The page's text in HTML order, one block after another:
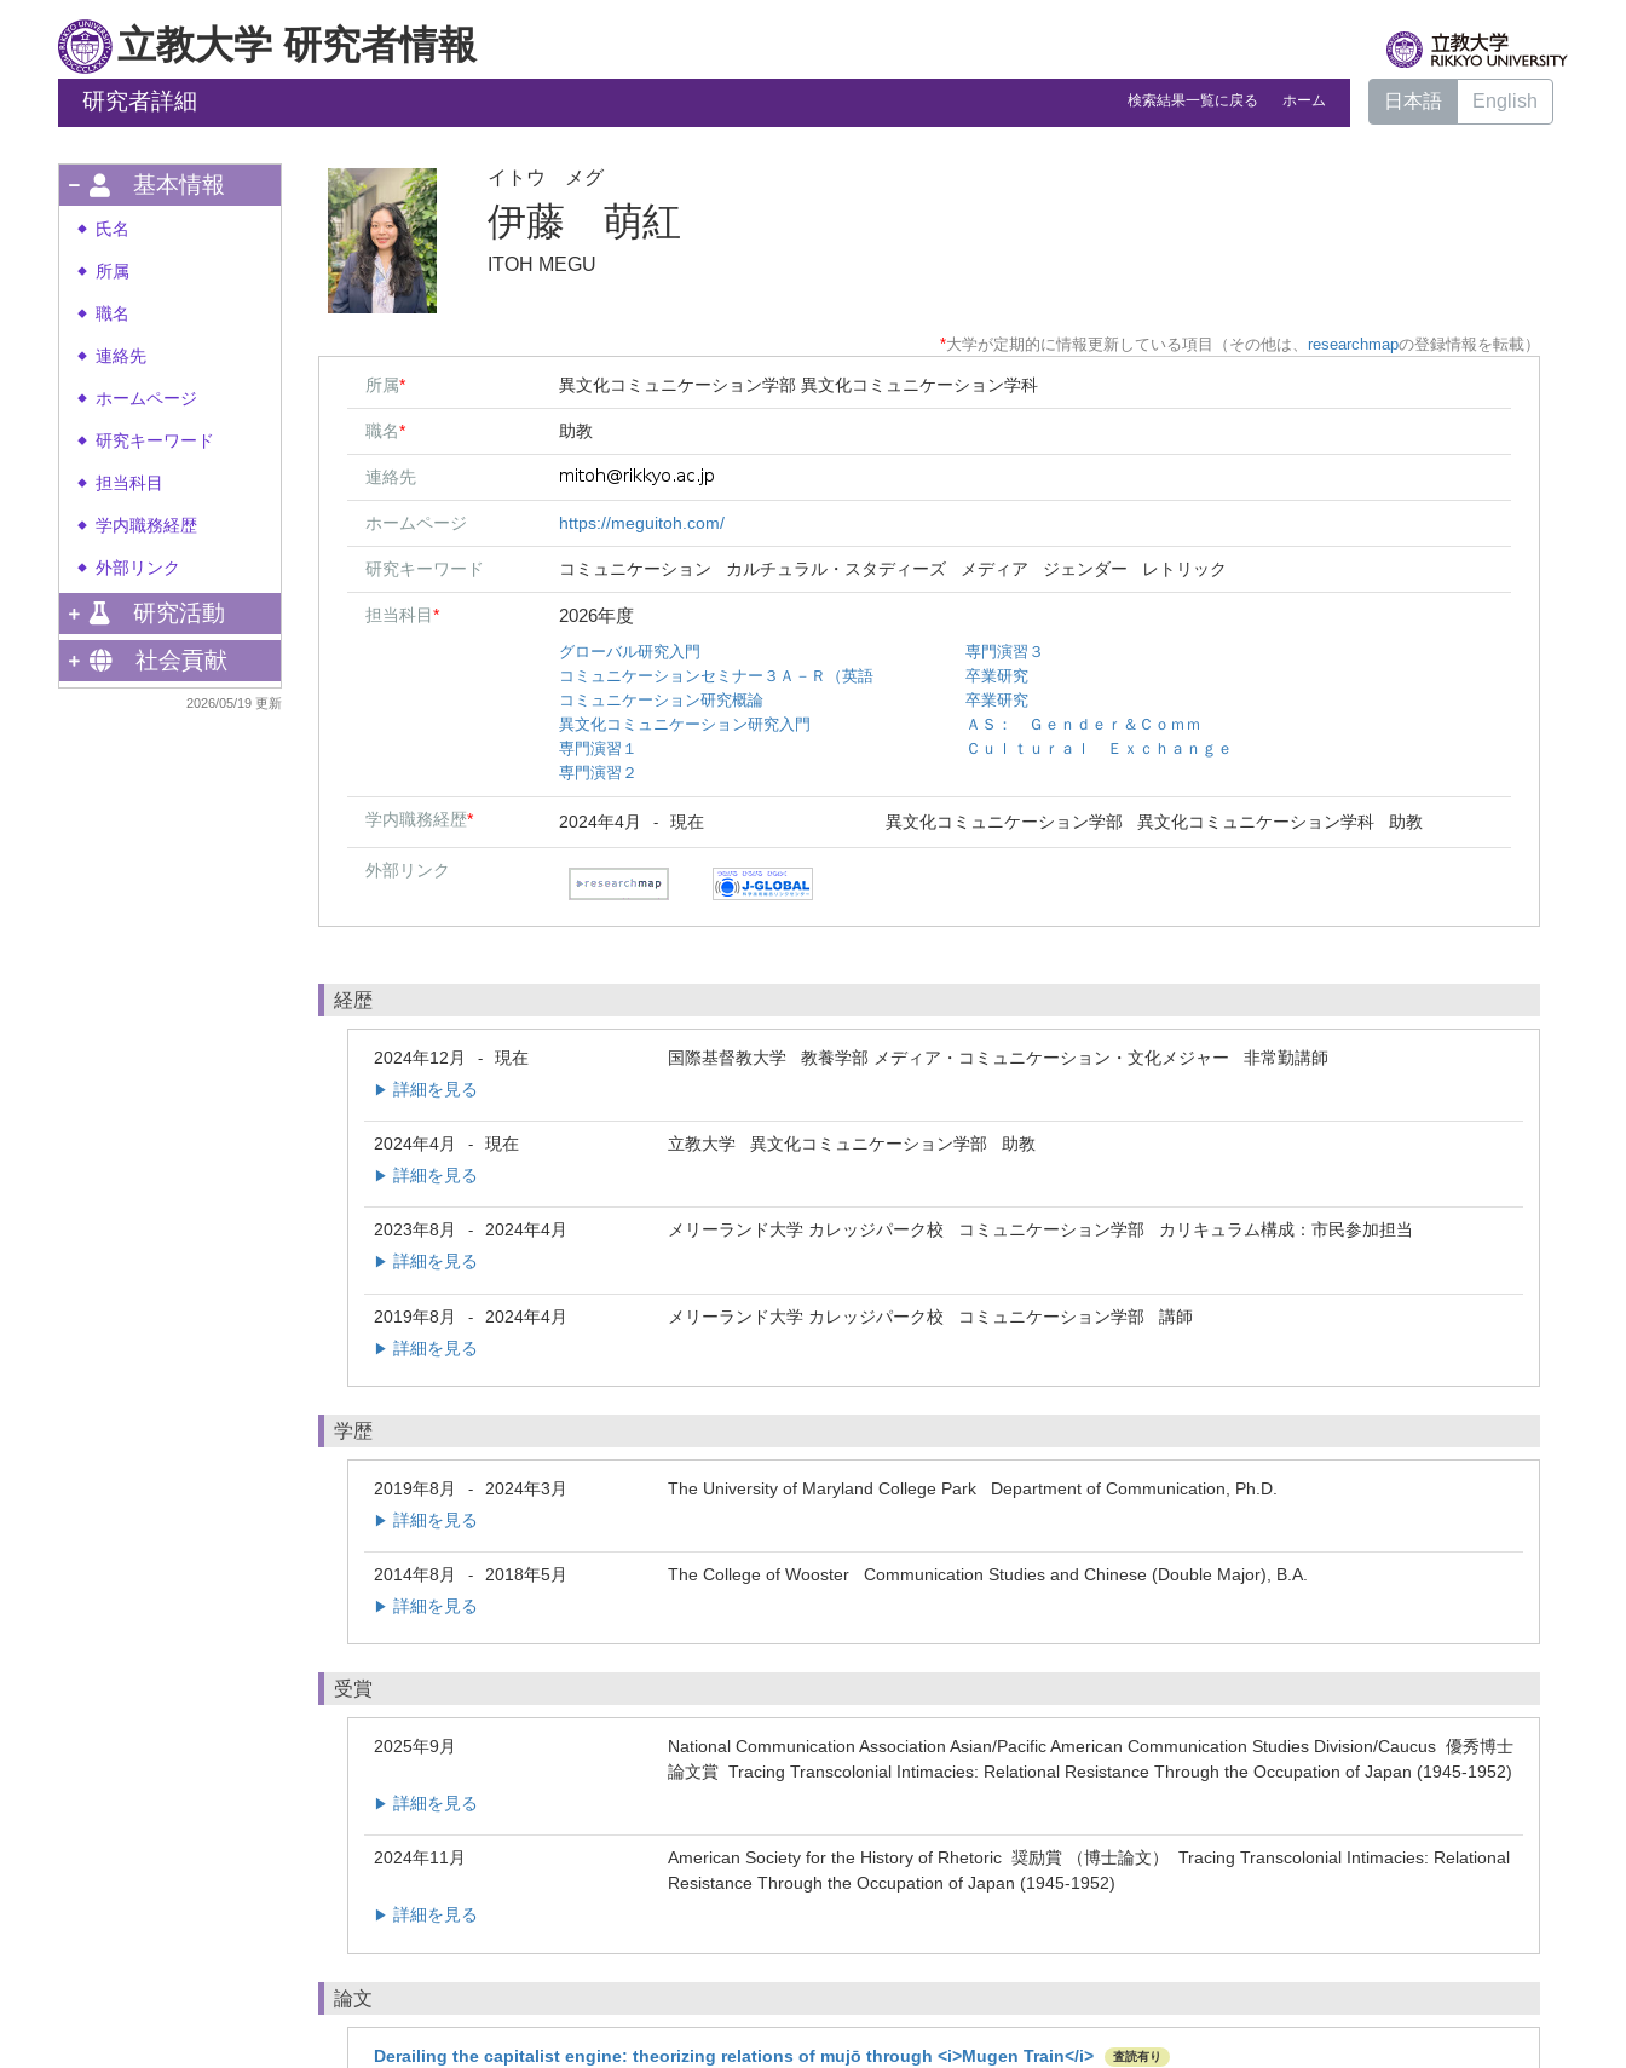
立教大学 研究者情報
研究者詳細 検索結果一覧に戻る ホーム 日本語 English
基本情報
◆ 氏名
◆ 所属
◆ 職名
◆ 連絡先
◆ ホームページ
◆ 研究キーワード
◆ 担当科目
◆ 学内職務経歴
◆ 外部リンク
研究活動
社会貢献
2026/05/19 更新
イトウ メグ
伊藤 萌紅
ITOH MEGU
*大学が定期的に情報更新している項目（その他は、 researchmapの登録情報を転載）
所属* 異文化コミュニケーション学部 異文化コミュニケーション学科
職名* 助教
連絡先
ホームページ https://meguitoh.com/
研究キーワード コミュニケーション カルチュラル・スタディーズ メディア ジェンダー レトリック
担当科目* 2026年度
グローバル研究入門
コミュニケーションセミナー３Ａ－Ｒ（英語
コミュニケーション研究概論
異文化コミュニケーション研究入門
専門演習１
専門演習２
専門演習３
卒業研究
卒業研究
ＡＳ： Ｇｅｎｄｅｒ＆Ｃｏｍｍ
Ｃｕｌｔｕｒａｌ Ｅｘｃｈａｎｇｅ
学内職務経歴* 2024年4月 - 現在 異文化コミュニケーション学部 異文化コミュニケーション学科 助教
外部リンク
経歴
2024年12月 - 現在 国際基督教大学 教養学部 メディア・コミュニケーション・文化メジャー 非常勤講師
▶ 詳細を見る
2024年4月 - 現在 立教大学 異文化コミュニケーション学部 助教
▶ 詳細を見る
2023年8月 - 2024年4月 メリーランド大学 カレッジパーク校 コミュニケーション学部 カリキュラム構成：市民参加担当
▶ 詳細を見る
2019年8月 - 2024年4月 メリーランド大学 カレッジパーク校 コミュニケーション学部 講師
▶ 詳細を見る
学歴
2019年8月 - 2024年3月 The University of Maryland College Park Department of Communication, Ph.D.
▶ 詳細を見る
2014年8月 - 2018年5月 The College of Wooster Communication Studies and Chinese (Double Major), B.A.
▶ 詳細を見る
受賞
2025年9月
National Communication Association Asian/Pacific American Communication Studies Division/Caucus 優秀博士
論文賞 Tracing Transcolonial Intimacies: Relational Resistance Through the Occupation of Japan (1945-1952)
▶ 詳細を見る
2024年11月
American Society for the History of Rhetoric 奨励賞 （博士論文） Tracing Transcolonial Intimacies: Relational
Resistance Through the Occupation of Japan (1945-1952)
▶ 詳細を見る
論文
Derailing the capitalist engine: theorizing relations of mujō through <i>Mugen Train</i> 査読有り